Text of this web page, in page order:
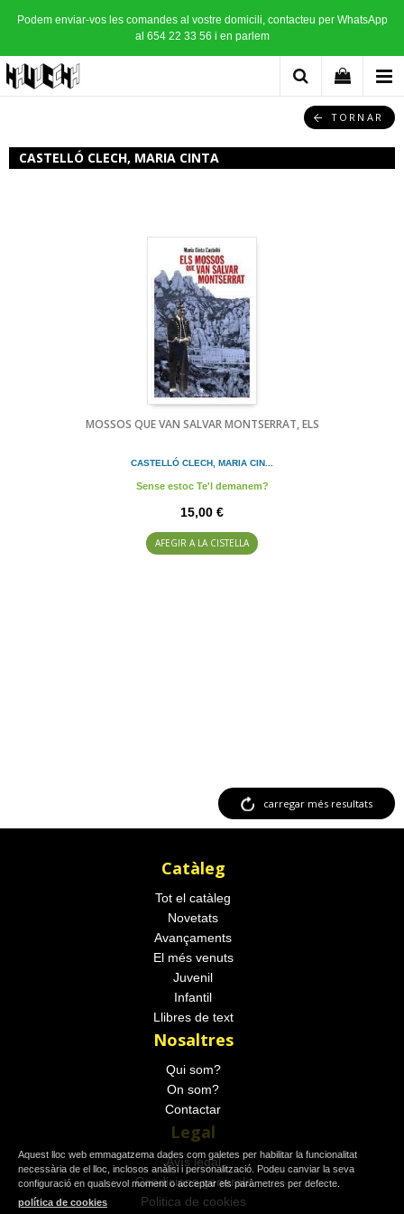
Podem enviar-vos les comandes al vostre domicili, contacteu per WhatsApp
al 654 22 33 56 i en parlem
TORNAR
CASTELLÓ CLECH, MARIA CINTA
MOSSOS QUE VAN SALVAR MONTSERRAT, ELS
CASTELLÓ CLECH, MARIA CIN...
Sense estoc Te'l demanem?
15,00 €
AFEGIR A LA CISTELLA
carregar més resultats
Catàleg
Tot el catàleg
Novetats
Avançaments
El més venuts
Juvenil
Infantil
Llibres de text
Nosaltres
Qui som?
On som?
Contactar
Legal
Avís legal
Condicions generals
Politica de cookies
Aquest lloc web emmagatzema dades com galetes per habilitar la funcionalitat
necessària de el lloc, inclosos anàlisi i personalització. Podeu canviar la seva
configuració en qualsevol moment o acceptar els paràmetres per defecte.
política de cookies